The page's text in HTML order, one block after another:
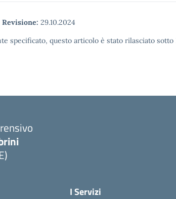
Revisione: 29.10.2024
specificato, questo articolo è stato rilasciato
I Servizi